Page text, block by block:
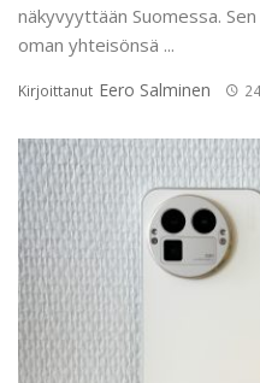
näkyvyyttään Suomessa.
oman yhteisönsä ...
Kirjoittanut Eero Salminen